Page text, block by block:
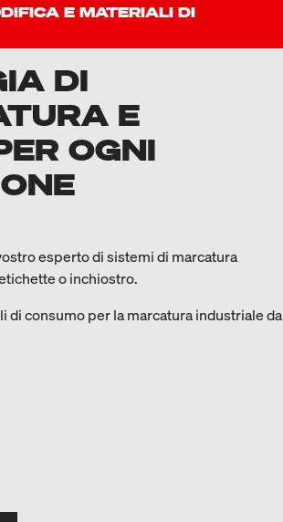
E MATERIALI DI
DI
E
OGNI
esperto di sistemi di marcatura
o inchiostro.
di consumo per la marcatura industriale da